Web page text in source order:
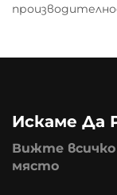
Искаме Да
Вижте
място